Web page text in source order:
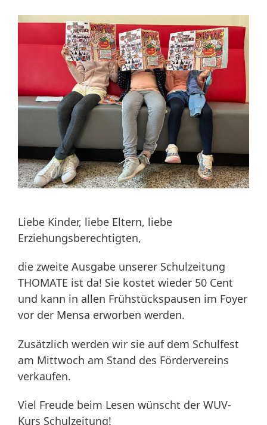
Liebe Kinder, liebe Eltern, liebe
Erziehungsberechtigten,
die zweite Ausgabe unserer Schulzeitung
THOMATE ist da! Sie kostet wieder 50 Cent
und kann in allen Frühstückspausen im Foyer
vor der Mensa erworben werden.
Zusätzlich werden wir sie auf dem Schulfest
am Mittwoch am Stand des Fördervereins
verkaufen.
Viel Freude beim Lesen wünscht der WUV-
Kurs Schulzeitung!